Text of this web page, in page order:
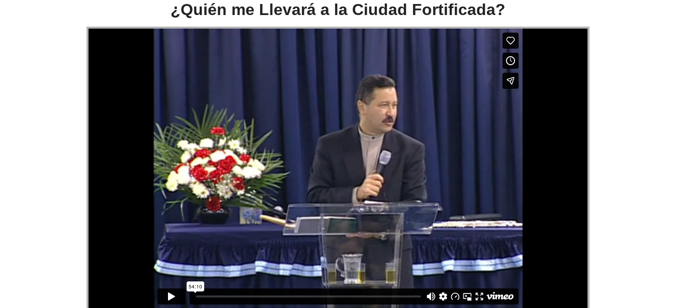
¿Quién me Llevará a la Ciudad Fortificada?